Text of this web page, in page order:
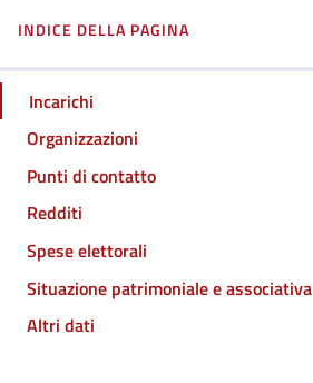
INDICE DELLA PAGINA
Incarichi
Organizzazioni
Punti di contatto
Redditi
Spese elettorali
Situazione patrimoniale e associativa
Altri dati